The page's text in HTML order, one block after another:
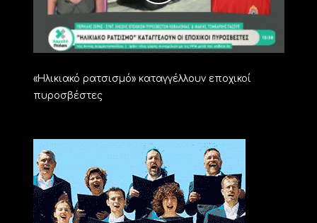
«Ηλικιακό ρατσισμό» καταγγέλλουν εποχικοί
πυροσβέστες